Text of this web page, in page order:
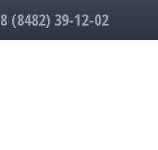
8 (8482) 39-12-02